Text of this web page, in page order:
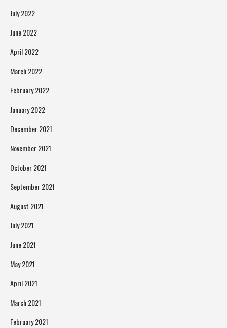
July 2022
June 2022
April 2022
March 2022
February 2022
January 2022
December 2021
November 2021
October 2021
September 2021
August 2021
July 2021
June 2021
May 2021
April 2021
March 2021
February 2021